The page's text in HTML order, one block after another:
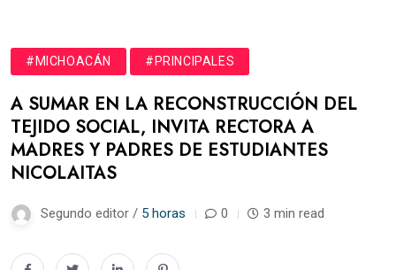
#MICHOACÁN #PRINCIPALES
A SUMAR EN LA RECONSTRUCCIÓN DEL
TEJIDO SOCIAL, INVITA RECTORA A
MADRES Y PADRES DE ESTUDIANTES
NICOLAITAS
Segundo editor / 5 horas 0 3 min read